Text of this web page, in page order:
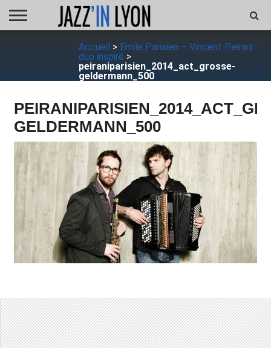
Accueil > Emile Parisien – Vincent Peirani :
duo inspiré >
peiraniparisien_2014_act_grosse-
geldermann_500
GELDERMANN_500